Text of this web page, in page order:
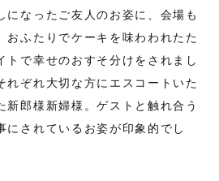
になったご友人のお姿に、会場も
おふたりでケーキを味わわれたた
トで幸せのおすそ分けをされまし
れぞれ大切な方にエスコートいた
新郎様新婦様。ゲストと触れ合う
にされているお姿が印象的でし